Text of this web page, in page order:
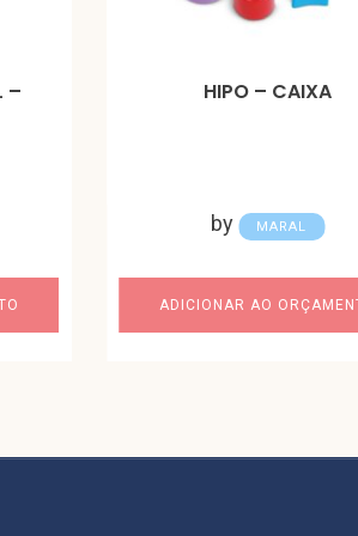
– HIPO – CAIXA
by MARAL
ADICIONAR AO